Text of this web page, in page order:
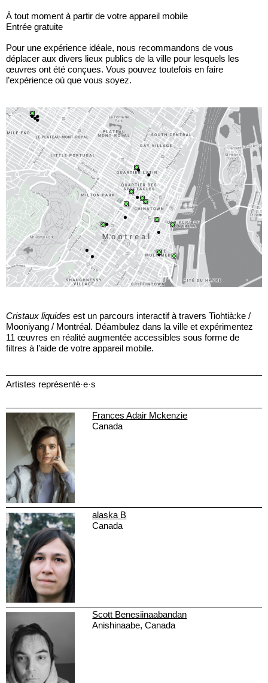
À tout moment à partir de votre appareil mobile
Entrée gratuite
Pour une expérience idéale, nous recommandons de vous
déplacer aux divers lieux publics de la ville pour lesquels les
œuvres ont été conçues. Vous pouvez toutefois en faire
l’expérience où que vous soyez.
Cristaux liquides est un parcours interactif à travers Tiohtià:ke /
Mooniyang / Montréal. Déambulez dans la ville et expérimentez
11 œuvres en réalité augmentée accessibles sous forme de
filtres à l’aide de votre appareil mobile.
Artistes représenté·e·s
Frances Adair Mckenzie
Canada
alaska B
Canada
Scott Benesiinaabandan
Anishinaabe, Canada